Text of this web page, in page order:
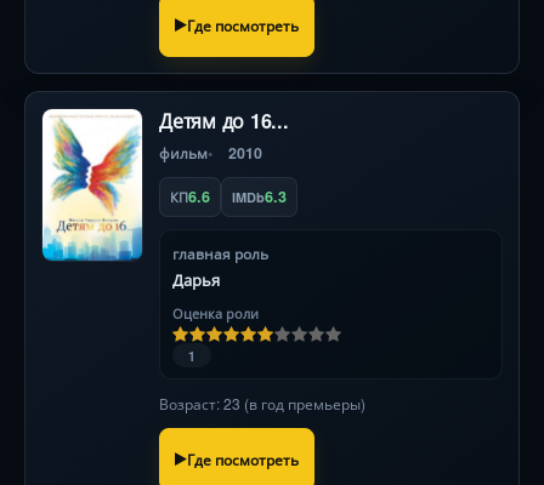
Где посмотреть
Детям до 16...
фильм 2010
КП6.6 IMDb6.3
главная роль
Дарья
Оценка роли
1
Возраст: 23 (в год премьеры)
Где посмотреть